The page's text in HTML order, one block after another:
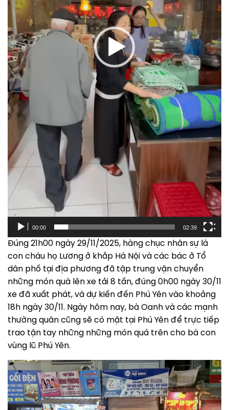
00:00 02:39
Đúng 21h00 ngày 29/11/2025, hàng chục nhân sự là
con cháu họ Lương ở khắp Hà Nội và các bác ở Tổ
dân phố tại địa phương đã tập trung vận chuyển
những món quà lên xe tải 8 tấn, đúng 0h00 ngày 30/11
xe đã xuất phát, và dự kiến đến Phú Yên vào khoảng
18h ngày 30/11. Ngày hôm nay, bà Oanh và các mạnh
thường quân cũng sẽ có mặt tại Phú Yên để trực tiếp
trao tận tay những những món quá trên cho bà con
vùng lũ Phú Yên.